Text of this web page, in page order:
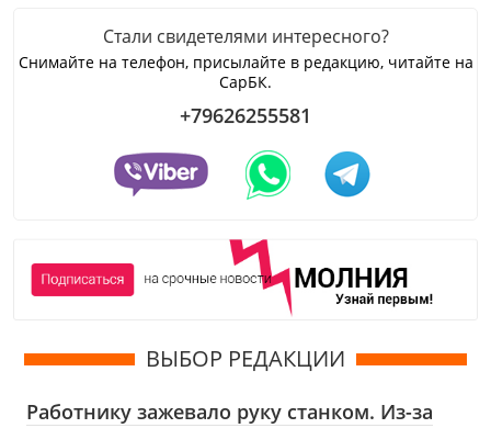
Стали свидетелями интересного?
Снимайте на телефон, присылайте в редакцию, читайте на
СарБК.
+79626255581
ВЫБОР РЕДАКЦИИ
Работнику зажевало руку станком. Из-за